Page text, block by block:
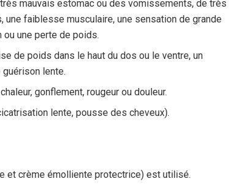
mauvais estomac ou des vomissements, de très
faiblesse musculaire, une sensation de grande
ou une perte de poids.
de poids dans le haut du dos ou le ventre, un
lente.
gonflement, rougeur ou douleur.
lente, pousse des cheveux).
et crème émolliente protectrice) est utilisé.